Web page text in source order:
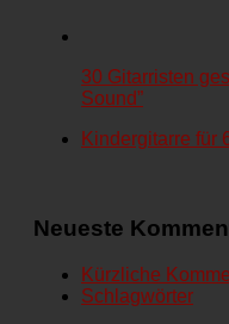
30 Gitarristen
Sound”
Kindergitarre für
Neueste
Kürzliche
Schlagwörter